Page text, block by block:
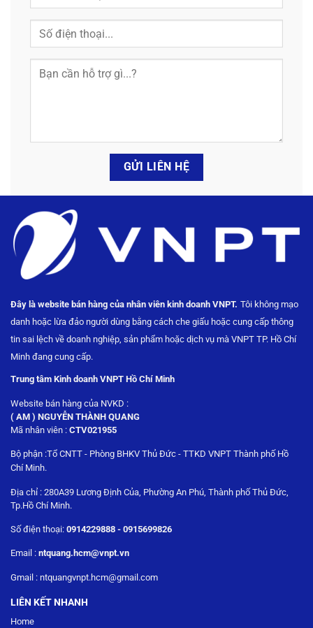
Đây là website bán hàng của nhân viên kinh doanh VNPT. Tôi không mạo
danh hoặc lừa đảo người dùng bằng cách che giấu hoặc cung cấp thông
tin sai lệch về doanh nghiệp, sản phẩm hoặc dịch vụ mà VNPT TP. Hồ Chí
Minh đang cung cấp.
Trung tâm Kinh doanh VNPT Hồ Chí Minh
Website bán hàng của NVKD :
( AM ) NGUYỄN THÀNH QUANG
Mã nhân viên : CTV021955
Bộ phận :Tổ CNTT - Phòng BHKV Thủ Đức - TTKD VNPT Thành phố Hồ
Chí Minh.
Địa chỉ : 280A39 Lương Định Của, Phường An Phú, Thành phố Thủ Đức,
Tp.Hồ Chí Minh.
Số điện thoại: 0914229888 - 0915699826
Email : ntquang.hcm@vnpt.vn
Gmail : ntquangvnpt.hcm@gmail.com
LIÊN KẾT NHANH
Home